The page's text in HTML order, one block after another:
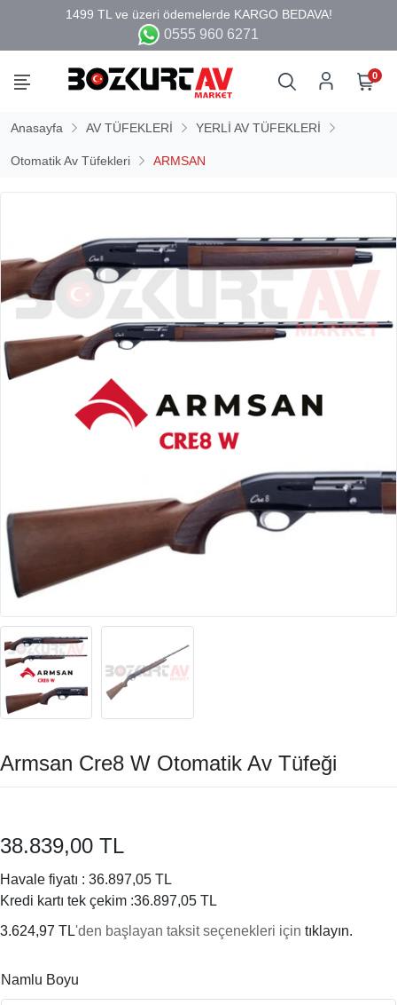
0555 960 6271
0
Anasayfa AV TÜFEKLERİ YERLİ AV TÜFEKLERİ
Otomatik Av Tüfekleri ARMSAN
Armsan Cre8 W Otomatik Av Tüfeği
38.839,00 TL
Havale fiyatı : 36.897,05 TL
Kredi kartı tek çekim :36.897,05 TL
3.624,97 TL'den başlayan taksit seçenekleri için tıklayın.
Namlu Boyu